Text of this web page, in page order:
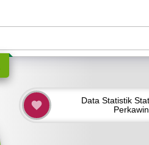
Data Statistik